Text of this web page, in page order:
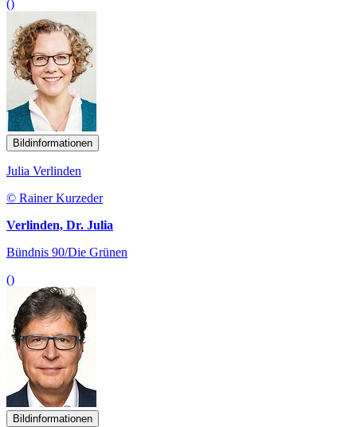
()
Bildinformationen
Julia Verlinden
© Rainer Kurzeder
Verlinden, Dr. Julia
Bündnis 90/Die Grünen
()
Bildinformationen